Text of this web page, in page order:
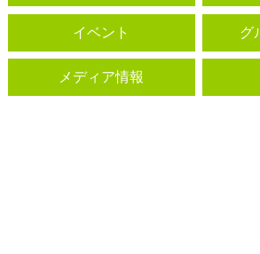
イベント グ
メディア情報